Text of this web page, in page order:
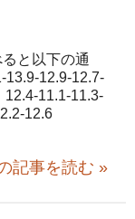
と以下の通
12.9-12.7-
11.1-11.3-
12.6
記事を読む »